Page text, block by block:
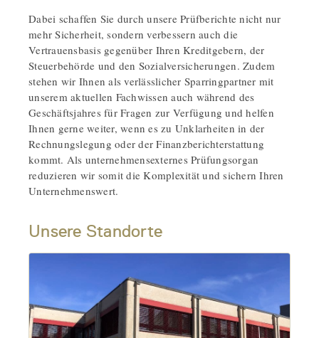
Dabei schaffen Sie durch unsere Prüfberichte nicht nur
mehr Sicherheit, sondern verbessern auch die
Vertrauensbasis gegenüber Ihren Kreditgebern, der
Steuerbehörde und den Sozialversicherungen. Zudem
stehen wir Ihnen als verlässlicher Sparringpartner mit
unserem aktuellen Fachwissen auch während des
Geschäftsjahres für Fragen zur Verfügung und helfen
Ihnen gerne weiter, wenn es zu Unklarheiten in der
Rechnungslegung oder der Finanzberichterstattung
kommt. Als unternehmensexternes Prüfungsorgan
reduzieren wir somit die Komplexität und sichern Ihren
Unternehmenswert.
Unsere Standorte